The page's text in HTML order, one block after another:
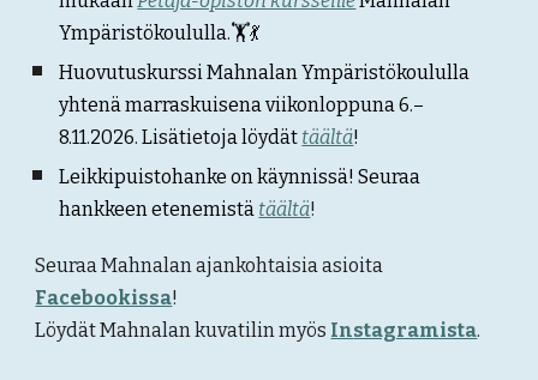
Ympäristökoululla.🏋️💃
Huovutuskurssi Mahnalan Ympäristökoululla
yhtenä marraskuisena viikonloppuna6.–
8.11.2026. Lisätietoja löydät täältä!
Leikkipuistohanke on käynnissä! Seuraa
hankkeen etenemistä täältä!
Seuraa Mahnalanajankohtaisia asioita
Facebookissa!
Löydät Mahnalankuvatilinmyös Instagramista.